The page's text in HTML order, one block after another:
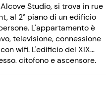
Studio, si trova in rue
al 2° piano di un edificio
L'appartamento è
televisione, connessione
del XIX
citofono e ascensore.